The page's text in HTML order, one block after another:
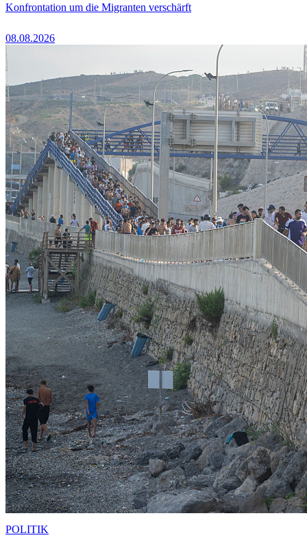
Konfrontation um die Migranten verschärft
08.08.2026
POLITIK